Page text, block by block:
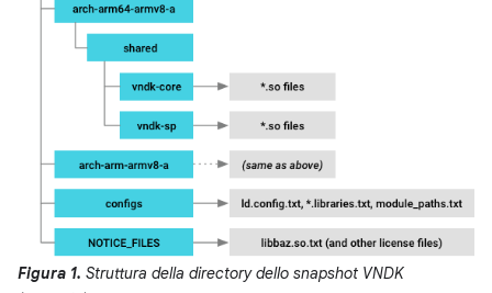
Figura 1. Struttura della directory dello snapshot VNDK